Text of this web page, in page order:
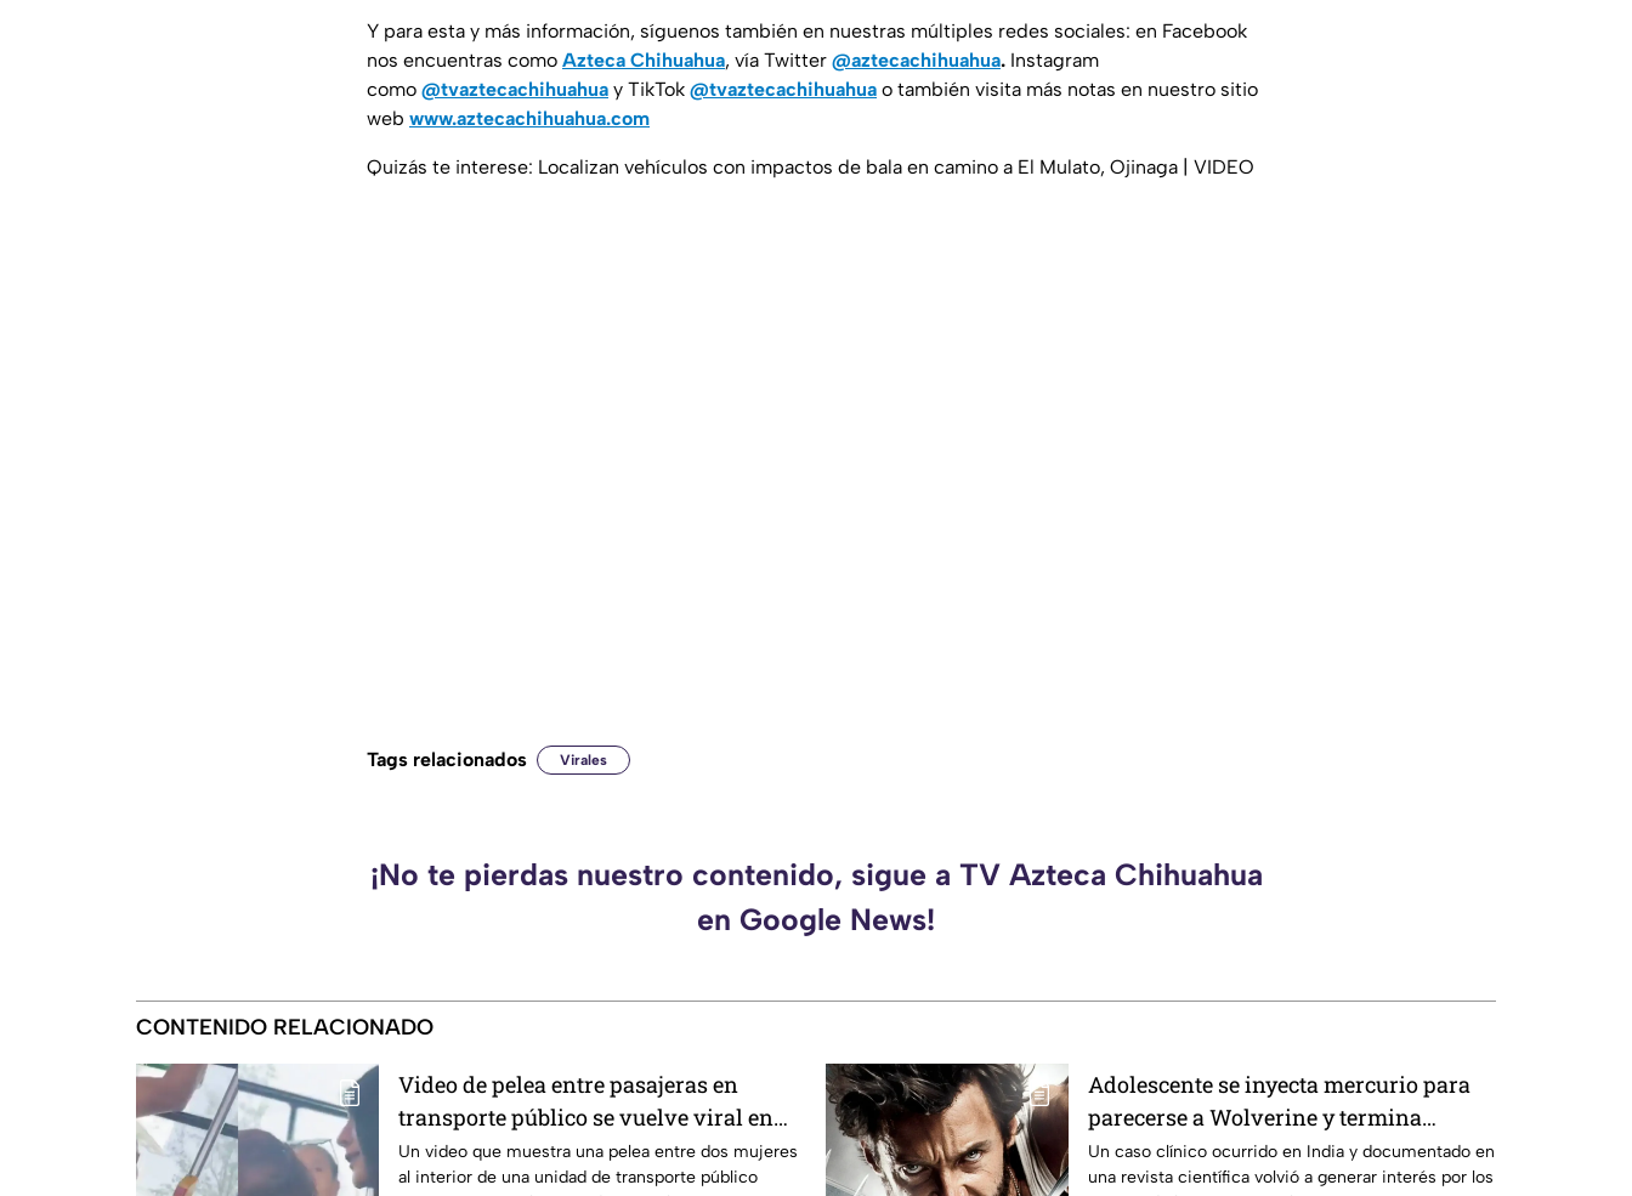
Y para esta y más información, síguenos también en nuestras múltiples redes sociales: en Facebook
nos encuentras como Azteca Chihuahua, vía Twitter @aztecachihuahua. Instagram
como @tvaztecachihuahua y TikTok @tvaztecachihuahua o también visita más notas en nuestro sitio
web www.aztecachihuahua.com
Quizás te interese: Localizan vehículos con impactos de bala en camino a El Mulato, Ojinaga | VIDEO
Tags relacionados Virales
¡No te pierdas nuestro contenido, sigue a TV Azteca Chihuahua
en Google News!
CONTENIDO RELACIONADO
Video de pelea entre pasajeras en
transporte público se vuelve viral en
redes sociales
Un video que muestra una pelea entre dos mujeres
al interior de una unidad de transporte público
Adolescente se inyecta mercurio para
parecerse a Wolverine y termina
hospitalizado
Un caso clínico ocurrido en India y documentado en
una revista científica volvió a generar interés por los